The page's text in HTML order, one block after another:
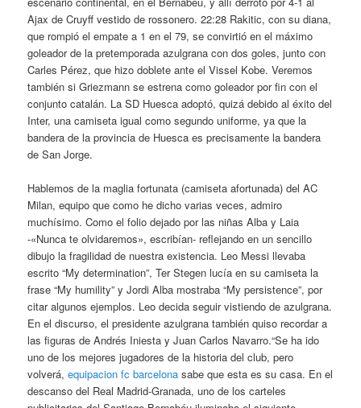
Ajax de Cruyff vestido de rossonero. 22:28 Rakitic, con su diana,
que rompió el empate a 1 en el 79, se convirtió en el máximo
goleador de la pretemporada azulgrana con dos goles, junto con
Carles Pérez, que hizo doblete ante el Vissel Kobe. Veremos
también si Griezmann se estrena como goleador por fin con el
conjunto catalán. La SD Huesca adoptó, quizá debido al éxito del
Inter, una camiseta igual como segundo uniforme, ya que la
bandera de la provincia de Huesca es precisamente la bandera
de San Jorge.
Hablemos de la maglia fortunata (camiseta afortunada) del AC
Milan, equipo que como he dicho varias veces, admiro
muchísimo. Como el folio dejado por las niñas Alba y Laia
-«Nunca te olvidaremos», escribían- reflejando en un sencillo
dibujo la fragilidad de nuestra existencia. Leo Messi llevaba
escrito “My determination”, Ter Stegen lucía en su camiseta la
frase “My humility” y Jordi Alba mostraba “My persistence”, por
citar algunos ejemplos. Leo decida seguir vistiendo de azulgrana.
En el discurso, el presidente azulgrana también quiso recordar a
las figuras de Andrés Iniesta y Juan Carlos Navarro.“Se ha ido
uno de los mejores jugadores de la historia del club, pero
volverá,equipacion fc barcelona sabe que esta es su casa. En el
descanso del Real Madrid-Granada, uno de los carteles